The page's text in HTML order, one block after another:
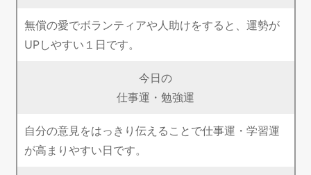
無償の愛でボランティアや人助けをすると、運勢が
UPしやすい１日です。
今日の
仕事運・勉強運
自分の意見をはっきり伝えることで仕事運・学習運
が高まりやすい日です。